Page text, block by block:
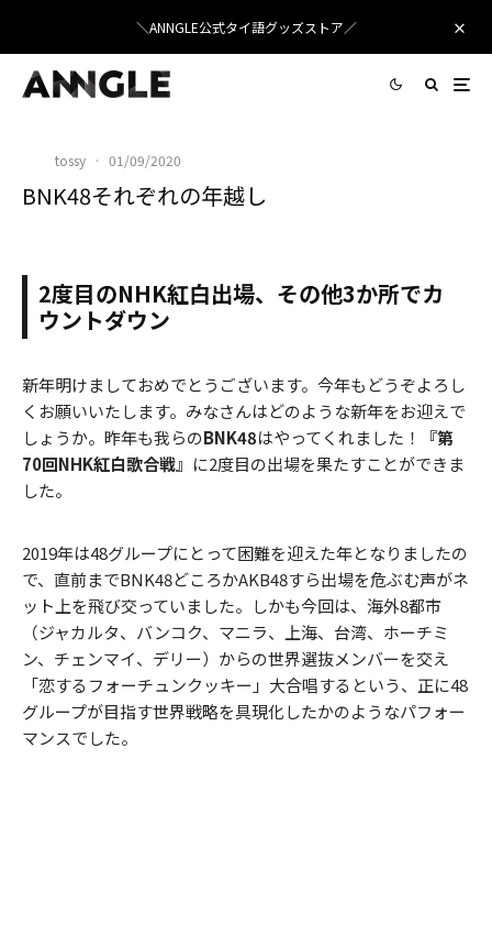
＼ANNGLE公式タイ語グッズストア／
tossy · 01/09/2020
BNK48それぞれの年越し
2度目のNHK紅白出場、その他3か所でカ
ウントダウン
新年明けましておめでとうございます。今年もどうぞよろし
くお願いいたします。みなさんはどのような新年をお迎えで
しょうか。昨年も我らのBNK48はやってくれました！
『第
70回NHK紅白歌合戦』 に2度目の出場を果たすことができま
した。
2019年は48グループにとって困難を迎えた年となりましたの
で、直前までBNK48どころかAKB48すら出場を危ぶむ声がネ
ット上を飛び交っていました。しかも今回は、海外8都市
（ジャカルタ、バンコク、マニラ、上海、台湾、ホーチミ
ン、チェンマイ、デリー）からの世界選抜メンバーを交え
「恋するフォーチュンクッキー」大合唱するという、正に48
グループが目指す世界戦略を具現化したかのようなパフォー
マンスでした。